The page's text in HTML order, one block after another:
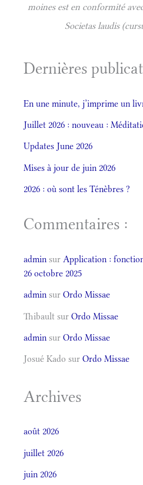
moines est en conformité
Societas laudis
Dernières
En une minute, j’imprime un
Juillet 2026 : nouveau :
Updates June 2026
Mises à jour de juin 2026
2026 : où sont les Ténèbres ?
Commentaires :
admin sur Application :
26 octobre 2025
admin sur Ordo Missae
Thibault sur Ordo Missae
admin sur Ordo Missae
Josué Kado sur Ordo Missae
Archives
août 2026
juillet 2026
juin 2026